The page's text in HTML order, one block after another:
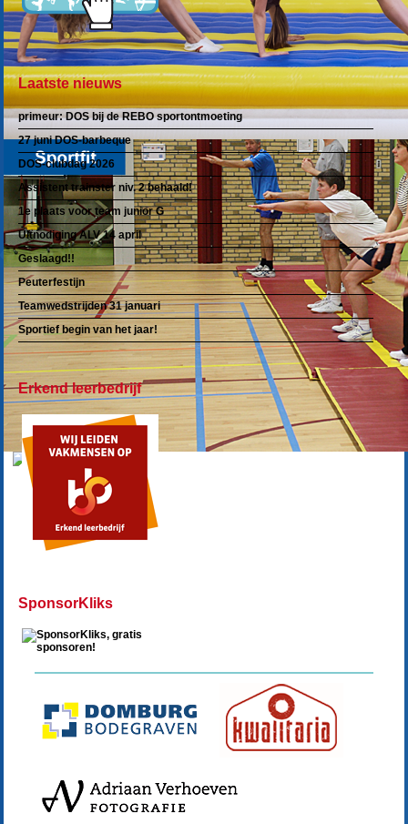
Laatste nieuws
primeur: DOS bij de REBO sportontmoeting
27 juni DOS-barbeque
DOS-clubdag 2026
Assistent trainster niv. 2 behaald!
1e plaats voor team junior G
Uitnodiging ALV 14 april
Geslaagd!!
Peuterfestijn
Teamwedstrijden 31 januari
Sportief begin van het jaar!
Erkend leerbedrijf
SponsorKliks